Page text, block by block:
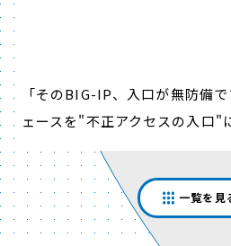
「そのBIG-IP、入口が無防備
ェースを"不正アクセスの入口"
一覧を見